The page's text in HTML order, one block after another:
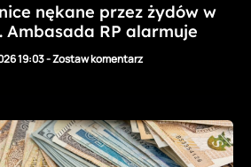
nękane przez żydów w
Ambasada RP alarmuje
19:03-Zostaw komentarz